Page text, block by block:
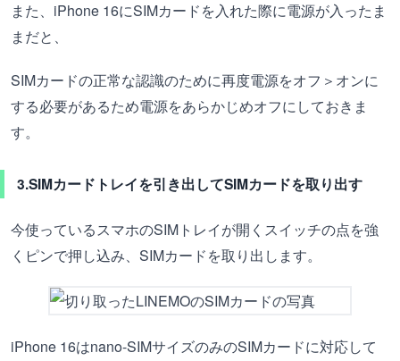
また、iPhone 16にSIMカードを入れた際に電源が入ったま
まだと、
SIMカードの正常な認識のために再度電源をオフ＞オンに
する必要があるため電源をあらかじめオフにしておきま
す。
3.SIMカードトレイを引き出してSIMカードを取り出す
今使っているスマホのSIMトレイが開くスイッチの点を強
くピンで押し込み、SIMカードを取り出します。
iPhone 16はnano-SIMサイズのみのSIMカードに対応して